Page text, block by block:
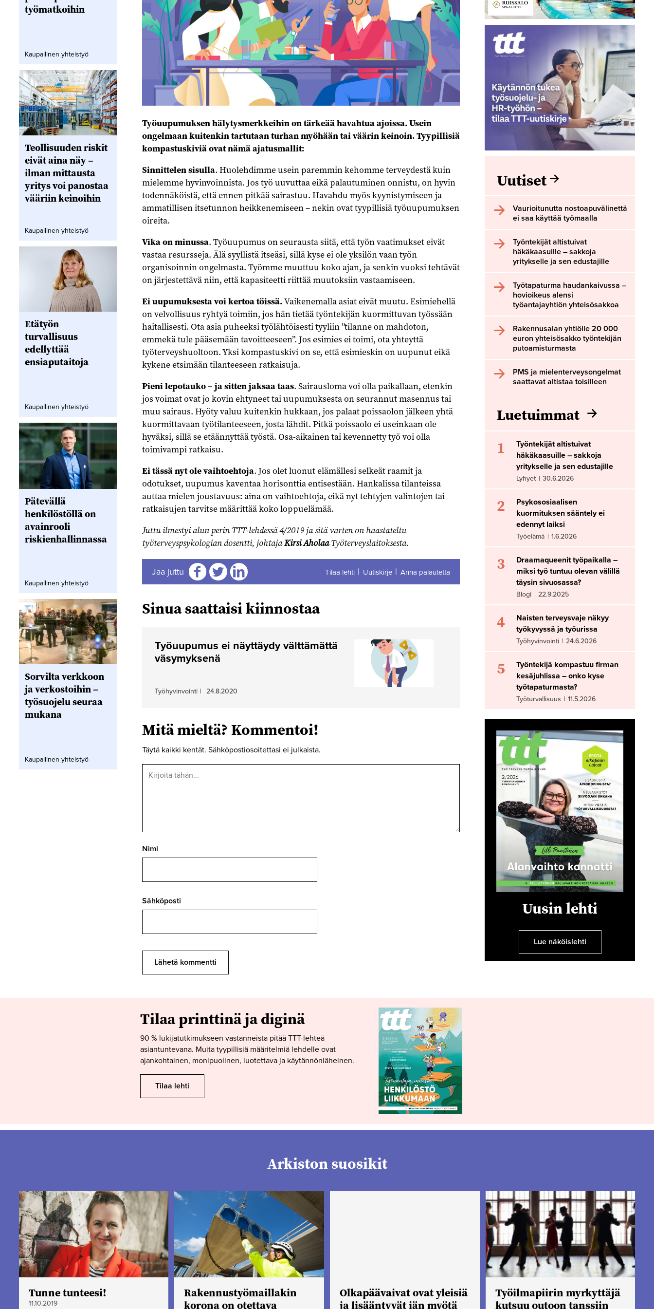
Työuupumuksen hälytysmerkkeihin on tärkeää havahtua ajoissa. Usein
ongelmaan kuitenkin tartutaan turhan myöhään tai väärin keinoin. Tyypillisiä
kompastuskiviä ovat nämä ajatusmallit:
Sinnittelen sisulla. Huolehdimme usein paremmin kehomme terveydestä kuin
mielemme hyvinvoinnista. Jos työ uuvuttaa eikä palautuminen onnistu, on hyvin
todennäköistä, että ennen pitkää sairastuu. Havahdu myös kyynistymiseen ja
ammatillisen itsetunnon heikkenemiseen – nekin ovat tyypillisiä työuupumuksen
oireita.
Vika on minussa. Työuupumus on seurausta siitä, että työn vaatimukset eivät
vastaa resursseja. Älä syyllistä itseäsi, sillä kyse ei ole yksilön vaan työn
organisoinnin ongelmasta. Työmme muuttuu koko ajan, ja senkin vuoksi tehtävät
on järjestettävä niin, että kapasiteetti riittää muutoksiin vastaamiseen.
Ei uupumuksesta voi kertoa töissä.Vaikenemalla asiat eivät muutu. Esimiehellä
on velvollisuus ryhtyä toimiin, jos hän tietää työntekijän kuormittuvan työssään
haitallisesti. Ota asia puheeksi työlähtöisesti tyyliin ”tilanne on mahdoton,
emmekä tule pääsemään tavoitteeseen”. Jos esimies ei toimi, ota yhteyttä
työterveyshuoltoon. Yksi kompastuskivi on se, että esimieskin on uupunut eikä
kykene etsimään tilanteeseen ratkaisuja.
Pieni lepotauko – ja sitten jaksaa taas. Sairausloma voi olla paikallaan, etenkin
jos voimat ovat jo kovin ehtyneet tai uupumuksesta on seurannut masennus tai
muu sairaus. Hyöty valuu kuitenkin hukkaan, jos palaat poissaolon jälkeen yhtä
kuormittavaan työtilanteeseen, josta lähdit. Pitkä poissaolo ei useinkaan ole
hyväksi, sillä se etäännyttää työstä. Osa-aikainen tai kevennetty työ voi olla
toimivampi ratkaisu.
Ei tässä nyt ole vaihtoehtoja. Jos olet luonut elämällesi selkeät raamit ja
odotukset, uupumus kaventaa horisonttia entisestään. Hankalissa tilanteissa
auttaa mielen joustavuus: aina on vaihtoehtoja, eikä nyt tehtyjen valintojen tai
ratkaisujen tarvitse määrittää koko loppuelämää.
Juttu ilmestyi alun perin TTT-lehdessä 4/2019 ja sitä varten on haastateltu
työterveyspsykologian dosentti, johtajaKirsi AholaaTyöterveyslaitoksesta.
Jaa juttu
JaaJaaJaa
Tilaa lehti Uutiskirje Anna palautetta
Sinua saattaisi kiinnostaa
Työuupumus ei näyttäydy välttämättä
väsymyksenä
Työhyvinvointi | 24.8.2020
Mitä mieltä? Kommentoi!
Täytä kaikki kentät. Sähköpostiosoitettasi ei julkaista.
Nimi
Sähköposti
työmatkoihin
Kaupallinen yhteistyö
Teollisuuden riskit
eivät aina näy –
ilman mittausta
yritys voi panostaa
vääriin keinoihin
Kaupallinen yhteistyö
Etätyön
turvallisuus
edellyttää
ensiaputaitoja
Kaupallinen yhteistyö
Pätevällä
henkilöstöllä on
avainrooli
riskienhallinnassa
Kaupallinen yhteistyö
Sorvilta verkkoon
ja verkostoihin –
työsuojelu seuraa
mukana
Kaupallinen yhteistyö
Uutiset
Vaurioitunutta nostoapuvälinettä
ei saa käyttää työmaalla
Työntekijät altistuivat
häkäkaasuille – sakkoja
yritykselle ja sen edustajille
Työtapaturma haudankaivussa –
hovioikeus alensi
työantajayhtiön yhteisösakkoa
Rakennusalan yhtiölle 20 000
euron yhteisösakko työntekijän
putoamisturmasta
PMS ja mielenterveysongelmat
saattavat altistaa toisilleen
Luetuimmat
1
Työntekijät altistuivat
häkäkaasuille – sakkoja
yritykselle ja sen edustajille
Lyhyet | 30.6.2026
2
Psykososiaalisen
kuormituksen sääntely ei
edennyt laiksi
Työelämä | 1.6.2026
3
Draamaqueenit työpaikalla –
miksi työ tuntuu olevan välillä
täysin sivuosassa?
Blogi | 22.9.2025
4
Naisten terveysvaje näkyy
työkyvyssä ja työurissa
Työhyvinvointi | 24.6.2026
5
Työntekijä kompastuu firman
kesäjuhlissa – onko kyse
työtapaturmasta?
Työturvallisuus | 11.5.2026
Uusin lehti
Lue näköislehti
Tilaa printtinä ja diginä
90 % lukijatutkimukseen vastanneista pitää TTT-lehteä
asiantuntevana. Muita tyypillisiä määritelmiä lehdelle ovat
ajankohtainen, monipuolinen, luotettava ja käytännönläheinen.
Tilaa lehti
Arkiston suosikit
Tunne tunteesi!
11.10.2019
Rakennustyömaillakin
korona on otettava
Olkapäävaivat ovat yleisiä
ja lisääntyvät iän myötä
Työilmapiirin myrkyttäjä
kutsuu outoon tanssiin